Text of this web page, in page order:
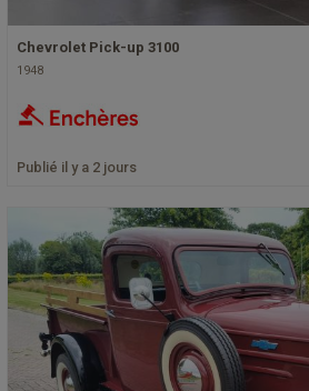
Chevrolet Pick-up 3100
1948
Publié il y a 2 jours